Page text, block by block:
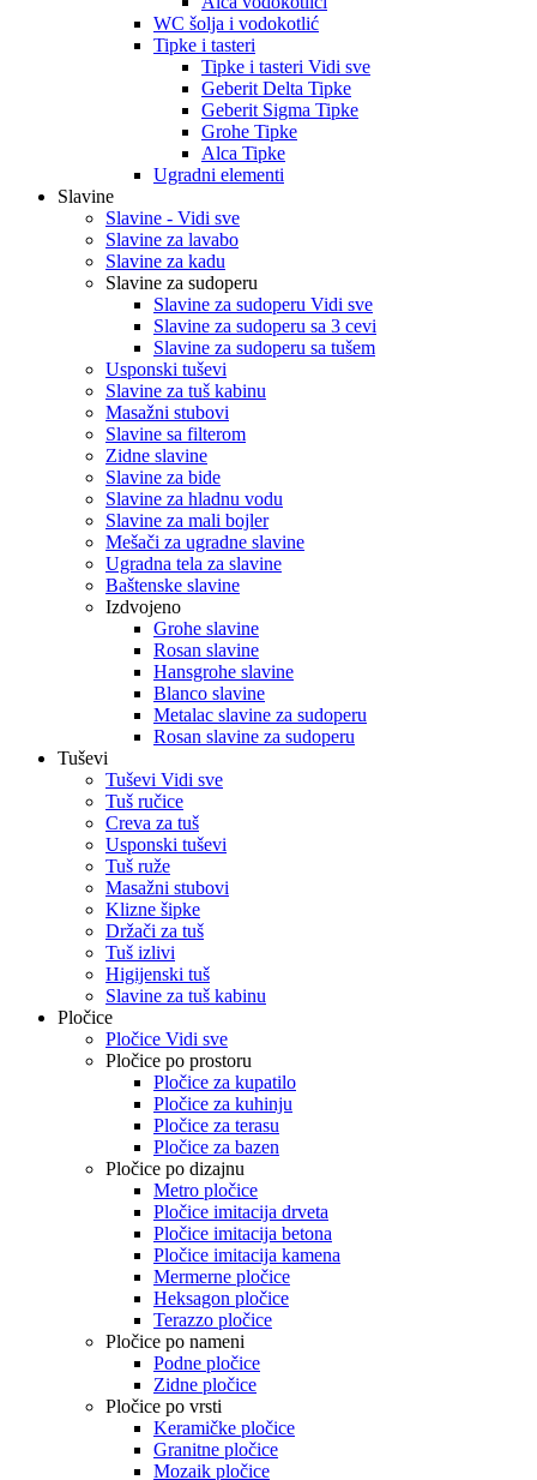
WC šolja i vodokotlić
Tipke i tasteri
Tipke i tasteri Vidi sve
Geberit Delta Tipke
Geberit Sigma Tipke
Grohe Tipke
Alca Tipke
Ugradni elementi
Slavine
Slavine - Vidi sve
Slavine za lavabo
Slavine za kadu
Slavine za sudoperu
Slavine za sudoperu Vidi sve
Slavine za sudoperu sa 3 cevi
Slavine za sudoperu sa tušem
Usponski tuševi
Slavine za tuš kabinu
Masažni stubovi
Slavine sa filterom
Zidne slavine
Slavine za bide
Slavine za hladnu vodu
Slavine za mali bojler
Mešači za ugradne slavine
Ugradna tela za slavine
Baštenske slavine
Izdvojeno
Grohe slavine
Rosan slavine
Hansgrohe slavine
Blanco slavine
Metalac slavine za sudoperu
Rosan slavine za sudoperu
Tuševi
Tuševi Vidi sve
Tuš ručice
Creva za tuš
Usponski tuševi
Tuš ruže
Masažni stubovi
Klizne šipke
Držači za tuš
Tuš izlivi
Higijenski tuš
Slavine za tuš kabinu
Pločice
Pločice Vidi sve
Pločice po prostoru
Pločice za kupatilo
Pločice za kuhinju
Pločice za terasu
Pločice za bazen
Pločice po dizajnu
Metro pločice
Pločice imitacija drveta
Pločice imitacija betona
Pločice imitacija kamena
Mermerne pločice
Heksagon pločice
Terazzo pločice
Pločice po nameni
Podne pločice
Zidne pločice
Pločice po vrsti
Keramičke pločice
Granitne pločice
Mozaik pločice